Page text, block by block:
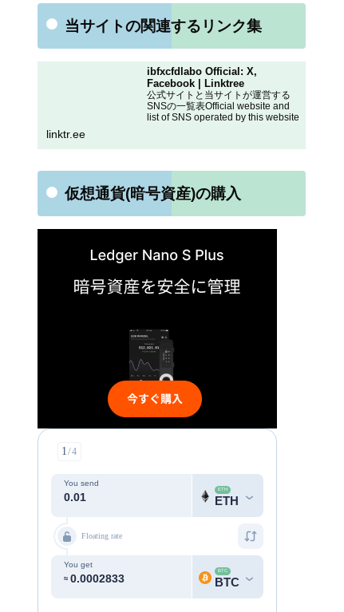
当サイトの関連するリンク集
ibfxcfdlabo Official: X,
Facebook | Linktree
公式サイトと当サイトが運営する
SNSの一覧表Official website and
list of SNS operated by this website
linktr.ee
仮想通貨(暗号資産)の購入